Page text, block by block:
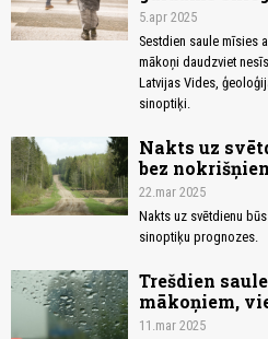
5.apr 2025
Sestdien saule mīsies
mākoņi daudzviet
Latvijas Vides,
sinoptiķi.
Nakts uz
bez
22.mar 2025
Nakts uz svētdienu
sinoptiķu prognozes.
Trešdien
mākoņiem,
11.mar 2025